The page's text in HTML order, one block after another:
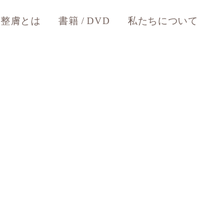
整膚とは 書籍 / DVD 私たちについて